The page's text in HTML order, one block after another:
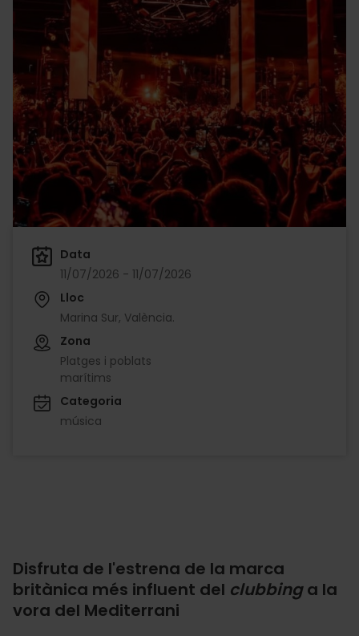
Data
11/07/2026 - 11/07/2026
Lloc
Marina Sur, València.
Zona
Platges i poblats
marítims
Categoria
música
Disfruta de l'estrena de la marca
britànica més influent del clubbinga la
vora del Mediterrani